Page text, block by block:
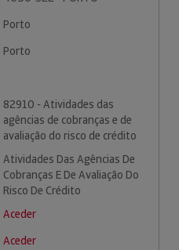
Porto
Porto
82910 - Atividades das
agências de cobranças e de
avaliação do risco de crédito
Atividades Das Agências De
Cobranças E De Avaliação Do
Risco De Crédito
Aceder
Aceder